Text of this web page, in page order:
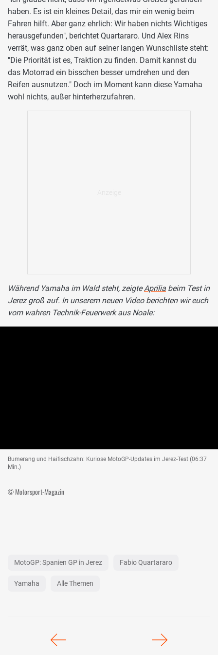
haben. Es ist ein kleines Detail, das mir ein wenig beim
Fahren hilft. Aber ganz ehrlich: Wir haben nichts Wichtiges
herausgefunden", berichtet Quartararo. Und Alex Rins
verrät, was ganz oben auf seiner langen Wunschliste steht:
"Die Priorität ist es, Traktion zu finden. Damit kannst du
das Motorrad ein bisschen besser umdrehen und den
Reifen ausnutzen." Doch im Moment kann diese Yamaha
wohl nichts, außer hinterherzufahren.
Während Yamaha im Wald steht, zeigteAprilia beim Test in
Jerez groß auf. In unserem neuen Video berichten wir euch
vom wahren Technik-Feuerwerk aus Noale:
Bumerang und Haifischzahn: Kuriose MotoGP-Updates im Jerez-Test (06:37
Min.)
© Motorsport-Magazin
MotoGP: Spanien GP in Jerez Fabio Quartararo
Yamaha Alle Themen